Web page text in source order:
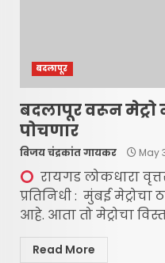
बदलापूर
बदलापूर वरून
पोचणार
विजय चंद्रकांत गायकर May
रायगड लोकधारा
प्रतिनिधी : मुंबई मेट्रोचा
आहे. आता तो मेट्रोचा
Read More